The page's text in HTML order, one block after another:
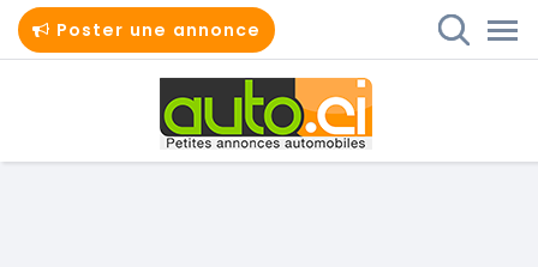
Poster une annonce